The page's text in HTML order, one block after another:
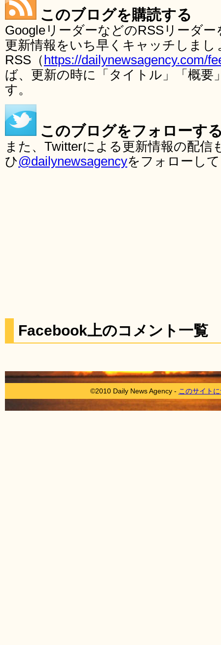
このブログを購読する
GoogleリーダーなどのRSSリーダ
更新情報をいち早くキャッチしま
RSS（ https://dailynewsagency.com/
ば、更新の時に「タイトル」「概要
す。
このブログをフォローす
また、Twitterによる更新情報の配
ひ@dailynewsagencyをフォローし
Facebook上のコメント一覧
©2010 Daily News Agency - このサイト